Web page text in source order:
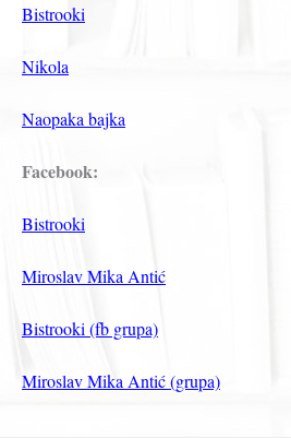
Bistrooki
Nikola
Naopaka bajka
Facebook:
Bistrooki
Miroslav Mika Antić
Bistrooki (fb grupa)
Miroslav Mika Antić (grupa)